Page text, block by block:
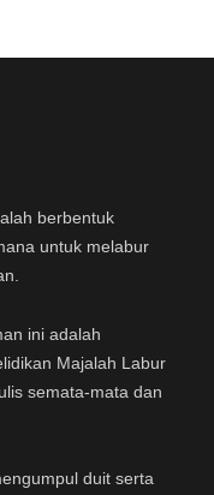
berbentuk
untuk melabur
ini adalah
Majalah Labur
semata-mata dan
duit serta